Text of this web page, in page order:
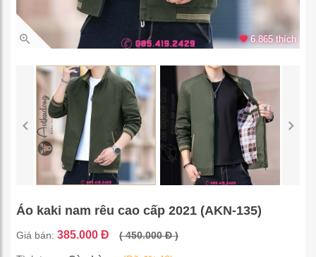
6.865 thích
Áo kaki nam rêu cao cấp 2021 (AKN-135)
Giá bán: 385.000 Đ ( 450.000 Đ )